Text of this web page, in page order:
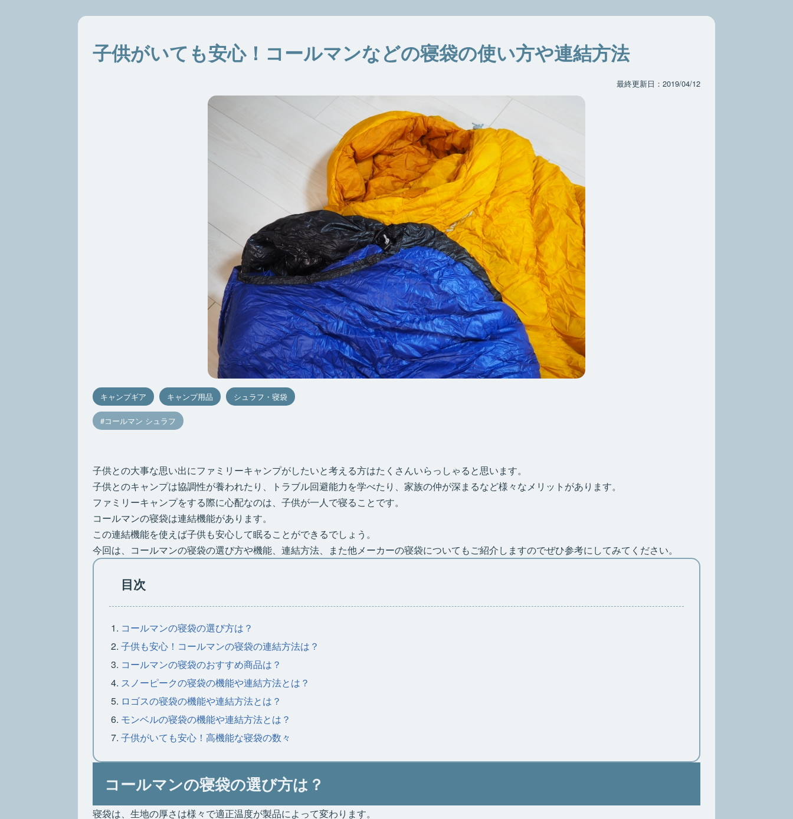
子供がいても安心！コールマンなどの寝袋の使い方や連結方法
最終更新日：2019/04/12
キャンプギア キャンプ用品 シュラフ・寝袋
コールマン シュラフ
子供との大事な思い出にファミリーキャンプがしたいと考える方はたくさんいらっしゃると思います。
子供とのキャンプは協調性が養われたり、トラブル回避能力を学べたり、家族の仲が深まるなど様々なメリットがあります。
ファミリーキャンプをする際に心配なのは、子供が一人で寝ることです。
コールマンの寝袋は連結機能があります。
この連結機能を使えば子供も安心して眠ることができるでしょう。
今回は、コールマンの寝袋の選び方や機能、連結方法、また他メーカーの寝袋についてもご紹介しますのでぜひ参考にしてみてください。
目次
コールマンの寝袋の選び方は？
子供も安心！コールマンの寝袋の連結方法は？
コールマンの寝袋のおすすめ商品は？
スノーピークの寝袋の機能や連結方法とは？
ロゴスの寝袋の機能や連結方法とは？
モンベルの寝袋の機能や連結方法とは？
子供がいても安心！高機能な寝袋の数々
コールマンの寝袋の選び方は？
寝袋は、生地の厚さは様々で適正温度が製品によって変わります。